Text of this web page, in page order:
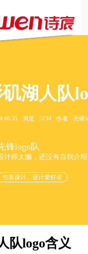
湖人队
浏览 5734 作者 先锋
锋logo队
计师太懒，还没有自我介
包装设计、设计爱好者
队logo含义